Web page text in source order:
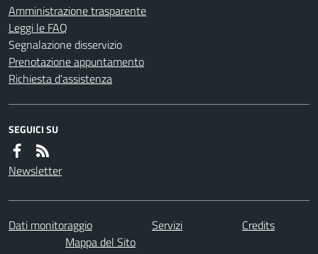
Amministrazione trasparente
Leggi le FAQ
Segnalazione disservizio
Prenotazione appuntamento
Richiesta d'assistenza
SEGUICI SU
Newsletter
Dati monitoraggio Servizi
Credits
Mappa del Sito